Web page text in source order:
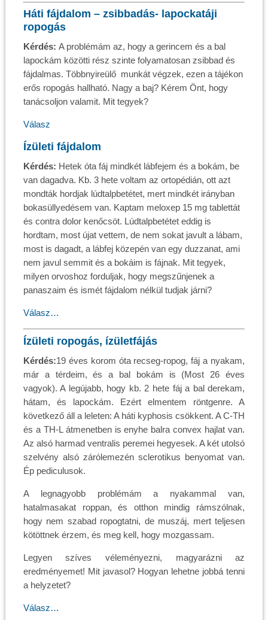
Háti fájdalom – zsibbadás- lapockatáji
ropogás
Kérdés: A problémám az, hogy a gerincem és a bal
lapockám közötti rész szinte folyamatosan zsibbad és
fájdalmas. Többnyireülő munkát végzek, ezen a tájékon
erős ropogás hallható. Nagy a baj? Kérem Önt, hogy
tanácsoljon valamit. Mit tegyek?
Válasz
Ízületi fájdalom
Kérdés: Hetek óta fáj mindkét lábfejem és a bokám, be
van dagadva. Kb. 3 hete voltam az ortopédián, ott azt
mondták hordjak lúdtalpbetétet, mert mindkét irányban
bokasüllyedésem van. Kaptam meloxep 15 mg tablettát
és contra dolor kenőcsöt. Lúdtalpbetétet eddig is
hordtam, most újat vettem, de nem sokat javult a lábam,
most is dagadt, a lábfej közepén van egy duzzanat, ami
nem javul semmit és a bokáim is fájnak. Mit tegyek,
milyen orvoshoz forduljak, hogy megszűnjenek a
panaszaim és ismét fájdalom nélkül tudjak járni?
Válasz…
Ízületi ropogás, ízületfájás
Kérdés:19 éves korom óta recseg-ropog, fáj a nyakam,
már a térdeim, és a bal bokám is (Most 26 éves
vagyok). A legújabb, hogy kb. 2 hete fáj a bal derekam,
hátam, és lapockám. Ezért elmentem röntgenre. A
következő áll a leleten: A háti kyphosis csökkent. A C-TH
és a TH-L átmenetben is enyhe balra convex hajlat van.
Az alsó harmad ventralis peremei hegyesek. A két utolsó
szelvény alsó zárólemezén sclerotikus benyomat van.
Ép pediculusok.
A legnagyobb problémám a nyakammal van,
hatalmasakat roppan, és otthon mindig rámszólnak,
hogy nem szabad ropogtatni, de muszáj, mert teljesen
kötöttnek érzem, és meg kell, hogy mozgassam.
Legyen szíves véleményezni, magyarázni az
eredményemet! Mit javasol? Hogyan lehetne jobbá tenni
a helyzetet?
Válasz…